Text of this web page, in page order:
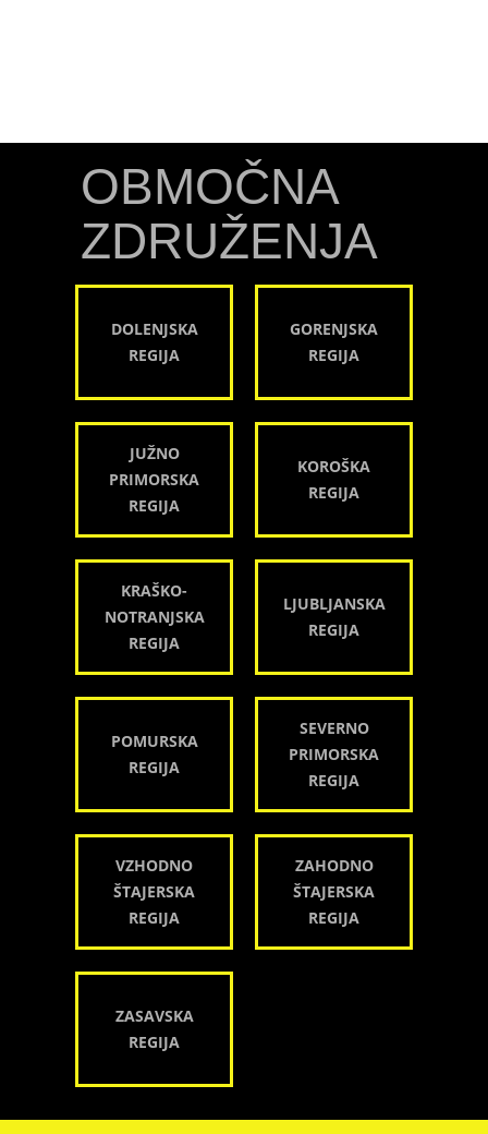
OBMOČNA
ZDRUŽENJA
DOLENJSKA
REGIJA
GORENJSKA
REGIJA
JUŽNO
PRIMORSKA
REGIJA
KOROŠKA
REGIJA
KRAŠKO-
NOTRANJSKA
REGIJA
LJUBLJANSKA
REGIJA
POMURSKA
REGIJA
SEVERNO
PRIMORSKA
REGIJA
VZHODNO
ŠTAJERSKA
REGIJA
ZAHODNO
ŠTAJERSKA
REGIJA
ZASAVSKA
REGIJA